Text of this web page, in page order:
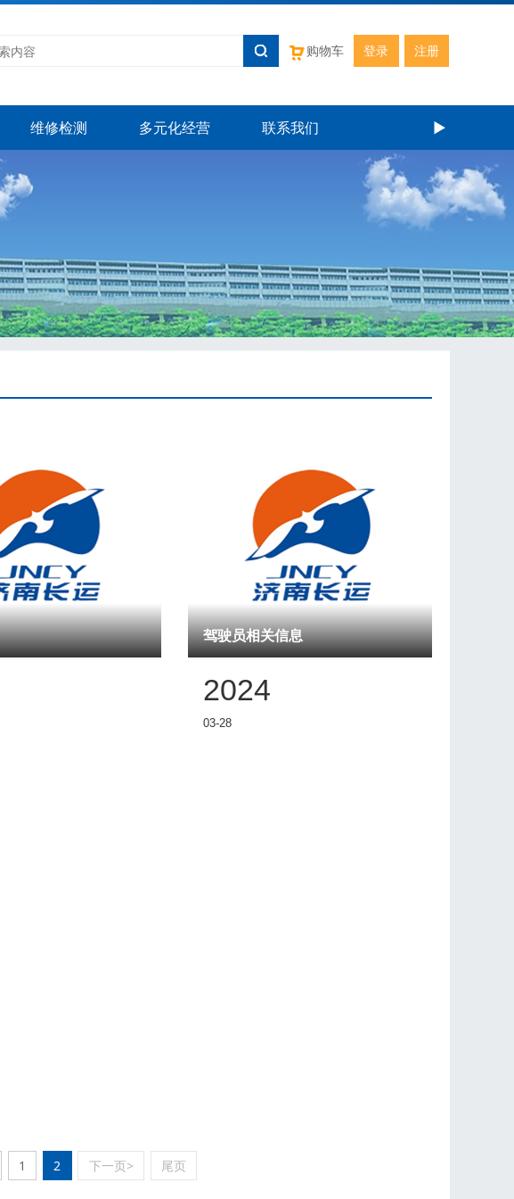
登录 注册
购物车
维修检测 多元化经营 联系我们 ►
驾驶员相关信息
2024
03-28
1 2 下一页> 尾页